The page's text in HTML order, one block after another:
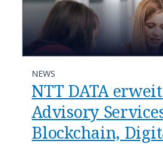
NEWS
NTT DATA
Advisory
Blockchain,